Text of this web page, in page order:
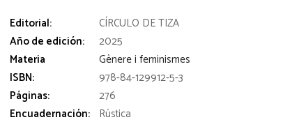
Editorial:
CÍRCULO DE TIZA
Año de edición:
2025
Materia
Gènere i feminismes
ISBN:
978-84-129912-5-3
Páginas:
276
Encuadernación: Rústica